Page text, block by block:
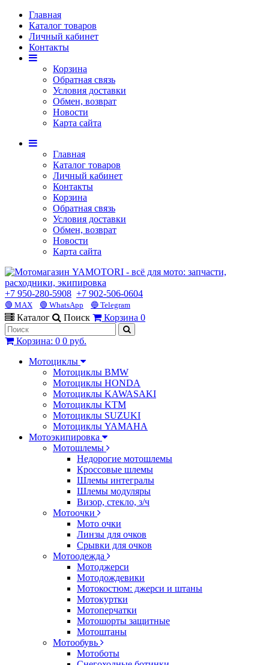
Главная
Каталог товаров
Личный кабинет
Контакты
Корзина
Обратная связь
Условия доставки
Обмен, возврат
Новости
Карта сайта
Главная
Каталог товаров
Личный кабинет
Контакты
Корзина
Обратная связь
Условия доставки
Обмен, возврат
Новости
Карта сайта
+7 950-280-5908 +7 902-506-0604
🟢 MAX 🟢 WhatsApp 🔵 Telegram
Каталог Поиск Корзина 0
Корзина: 0 0 руб.
Мотоциклы
Мотоциклы BMW
Мотоциклы HONDA
Мотоциклы KAWASAKI
Мотоциклы KTM
Мотоциклы SUZUKI
Мотоциклы YAMAHA
Мотоэкипировка
Мотошлемы
Недорогие мотошлемы
Кроссовые шлемы
Шлемы интегралы
Шлемы модуляры
Визор, стекло, з/ч
Мотоочки
Мото очки
Линзы для очков
Срывки для очков
Мотоодежда
Мотоджерси
Мотодождевики
Мотокостюм: джерси и штаны
Мотокуртки
Мотоперчатки
Мотошорты защитные
Мотоштаны
Мотообувь
Мотоботы